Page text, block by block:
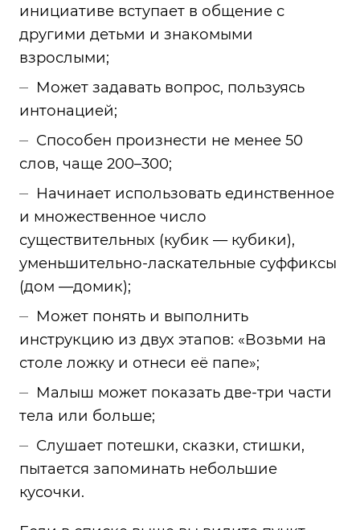
инициативе вступает в общение с
другими детьми и знакомыми
взрослыми;
Может задавать вопрос, пользуясь
интонацией;
Способен произнести не менее 50
слов, чаще 200–300;
Начинает использовать единственное
и множественное число
существительных (кубик — кубики),
уменьшительно-ласкательные суффиксы
(дом —домик);
Может понять и выполнить
инструкцию из двух этапов: «Возьми на
столе ложку и отнеси её папе»;
Малыш может показать две-три части
тела или больше;
Слушает потешки, сказки, стишки,
пытается запоминать небольшие
кусочки.